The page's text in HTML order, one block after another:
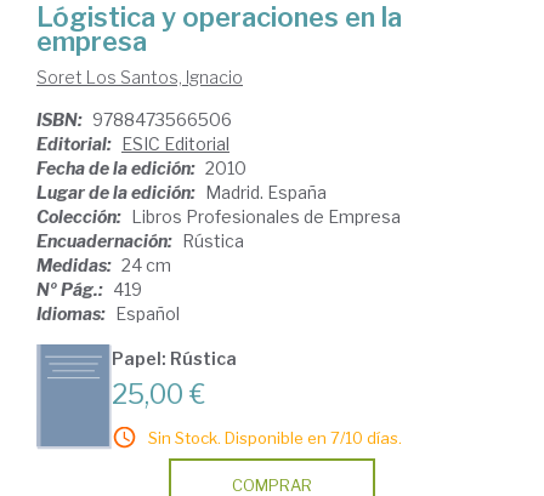
Lógistica y operaciones en la
empresa
Soret Los Santos, Ignacio
ISBN: 9788473566506
Editorial: ESIC Editorial
Fecha de la edición: 2010
Lugar de la edición: Madrid. España
Colección: Libros Profesionales de Empresa
Encuadernación: Rústica
Medidas: 24 cm
Nº Pág.: 419
Idiomas: Español
Papel: Rústica
25,00 €
Sin Stock. Disponible en 7/10 días.
COMPRAR